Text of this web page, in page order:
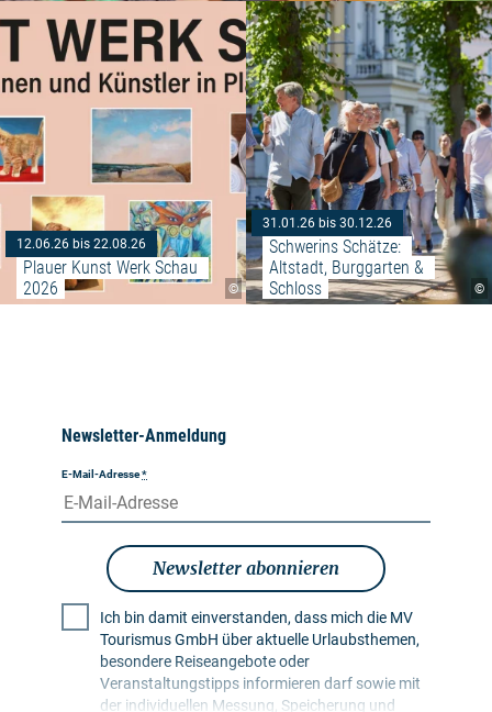
©
12.06.26 bis 22.08.26
Plauer Kunst Werk Schau
2026
Weiterlesen: "Plauer Kunst
©
31.01.26 bis 30.12.26
Schwerins Schätze:
Altstadt, Burggarten &
Schloss
Newsletter-Anmeldung
E-Mail-Adresse*
Newsletter abonnieren
Ich bin damit einverstanden, dass mich die MV
Tourismus GmbH über aktuelle Urlaubsthemen,
besondere Reiseangebote oder
Veranstaltungstipps informieren darf sowie mit
der individuellen Messung, Speicherung und